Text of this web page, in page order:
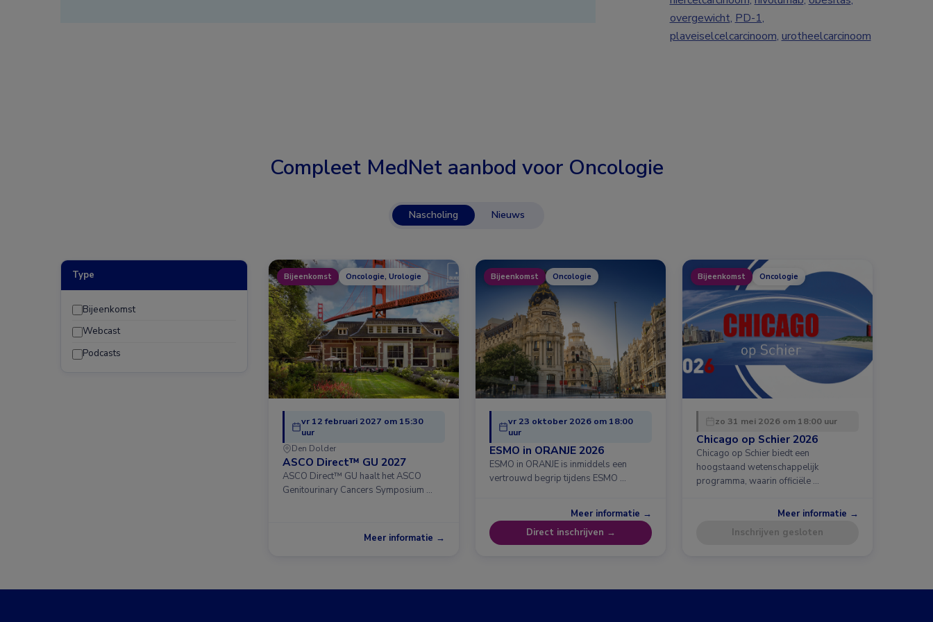
overgewicht, PD-1,
plaveiselcelcarcinoom, urotheelcarcinoom
Compleet MedNet aanbod voor Oncologie
Nascholing Nieuws
Type
Bijeenkomst
Webcast
Podcasts
Bijeenkomst Oncologie, Urologie
vr 12 februari 2027 om 15:30
uur
Den Dolder
ASCO Direct™ GU 2027
ASCO Direct™ GU haalt het ASCO
Genitourinary Cancers Symposium …
Meer informatie →
Bijeenkomst Oncologie
vr 23 oktober 2026 om 18:00
uur
ESMO in ORANJE 2026
ESMO in ORANJE is inmiddels een
vertrouwd begrip tijdens ESMO …
Meer informatie →
Direct inschrijven →
Bijeenkomst Oncologie
zo 31 mei 2026 om 18:00 uur
Chicago op Schier 2026
Chicago op Schier biedt een
hoogstaand wetenschappelijk
programma, waarin officiële …
Meer informatie →
Inschrijven gesloten